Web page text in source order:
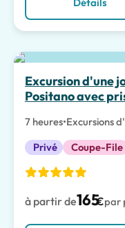
Meilleur choix
Excursion d'une
Positano avec
7 heures•Excursions
Privé
Coupe-File
à partir de165€par